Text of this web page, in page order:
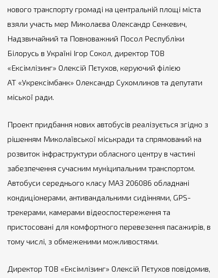
нового транспорту громаді на центральній площі міста
взяли участь мер Миколаєва Олександр Сенкевич,
Надзвичайний та Повноважний Посол Республіки
Білорусь в Україні Ігор Сокол, директор ТОВ
«Ексімлізинг» Олексій Пєтухов, керуючий філією
АТ «Укрексімбанк» Олександр Сухомлинов та депутати
міської ради.
Проект придбання нових автобусів реалізується згідно з
рішенням Миколаївської міськради та спрямований на
розвиток інфраструктури обласного центру в частині
забезпечення сучасним муніципальним транспортом.
Автобуси середнього класу МАЗ 206086 обладнані
кондиціонерами, антивандальними сидіннями, GPS-
трекерами, камерами відеоспостереження та
пристосовані для комфортного перевезення пасажирів, в
тому числі, з обмеженими можливостями.
Директор ТОВ «Ексімлізинг» Олексій Пєтухов повідомив,